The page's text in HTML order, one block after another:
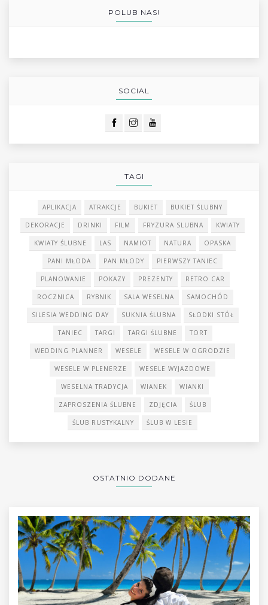
POLUB NAS!
SOCIAL
TAGI
APLIKACJA ATRAKCJE BUKIET BUKIET ŚLUBNY
DEKORACJE DRINKI FILM FRYZURA SLUBNA KWIATY
KWIATY ŚLUBNE LAS NAMIOT NATURA OPASKA
PANI MŁODA PAN MŁODY PIERWSZY TANIEC
PLANOWANIE POKAZY PREZENTY RETRO CAR
ROCZNICA RYBNIK SALA WESELNA SAMOCHÓD
SILESIA WEDDING DAY SUKNIA ŚLUBNA SŁODKI STÓŁ
TANIEC TARGI TARGI ŚLUBNE TORT
WEDDING PLANNER WESELE WESELE W OGRODZIE
WESELE W PLENERZE WESELE WYJAZDOWE
WESELNA TRADYCJA WIANEK WIANKI
ZAPROSZENIA ŚLUBNE ZDJĘCIA ŚLUB
ŚLUB RUSTYKALNY ŚLUB W LESIE
OSTATNIO DODANE